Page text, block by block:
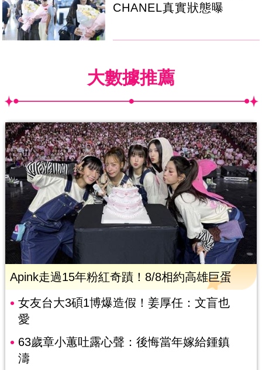
CHANEL真實狀態曝
大數據推薦
Apink走過15年粉紅奇蹟！8/8相約高雄巨蛋
女友台大3碩1博爆造假！姜厚任：文盲也
愛
63歲章小蕙吐露心聲：後悔當年嫁給鍾鎮
濤